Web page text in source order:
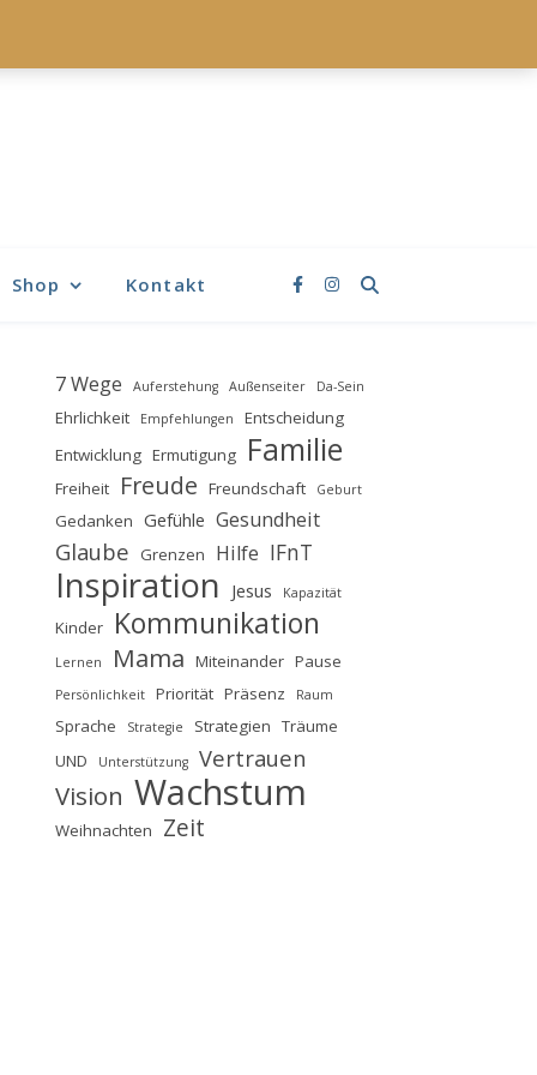
Shop Kontakt
7 Wege Auferstehung Außenseiter Da-Sein
Ehrlichkeit Empfehlungen
Entscheidung
Entwicklung Ermutigung Familie
Freiheit Freude Freundschaft Geburt
Gedanken Gefühle Gesundheit
Glaube Grenzen Hilfe IFnT
Inspiration Jesus Kapazität
Kinder Kommunikation
Lernen Mama Miteinander Pause
Persönlichkeit Priorität Präsenz Raum
Sprache Strategie Strategien Träume
UND
Unterstützung Vertrauen
Vision Wachstum
Weihnachten Zeit